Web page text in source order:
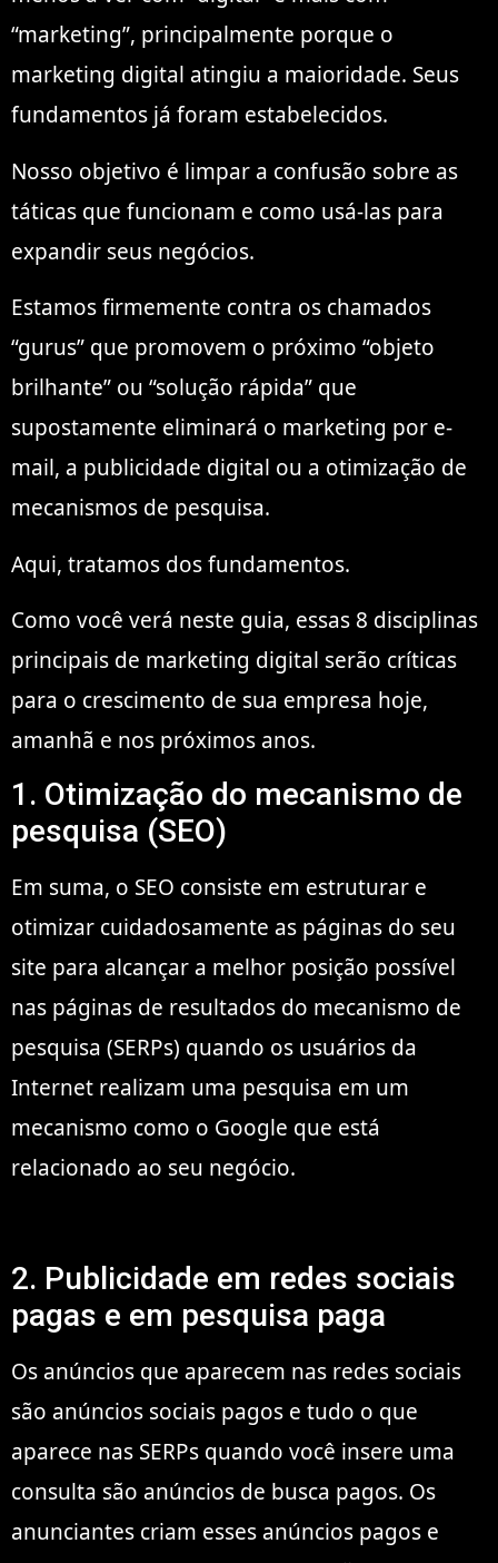
“marketing”, principalmente porque o
marketing digital atingiu a maioridade. Seus
fundamentos já foram estabelecidos.
Nosso objetivo é limpar a confusão sobre as
táticas que funcionam e como usá-las para
expandir seus negócios.
Estamos firmemente contra os chamados
“gurus” que promovem o próximo “objeto
brilhante” ou “solução rápida” que
supostamente eliminará o marketing por e-
mail, a publicidade digital ou a otimização de
mecanismos de pesquisa.
Aqui, tratamos dos fundamentos.
Como você verá neste guia, essas 8 disciplinas
principais de marketing digital serão críticas
para o crescimento de sua empresa hoje,
amanhã e nos próximos anos.
1. Otimização do mecanismo de
pesquisa (SEO)
Em suma, o SEO consiste em estruturar e
otimizar cuidadosamente as páginas do seu
site para alcançar a melhor posição possível
nas páginas de resultados do mecanismo de
pesquisa (SERPs) quando os usuários da
Internet realizam uma pesquisa em um
mecanismo como o Google que está
relacionado ao seu negócio.
2. Publicidade em redes sociais
pagas e em pesquisa paga
Os anúncios que aparecem nas redes sociais
são anúncios sociais pagos e tudo o que
aparece nas SERPs quando você insere uma
consulta são anúncios de busca pagos. Os
anunciantes criam esses anúncios pagos e